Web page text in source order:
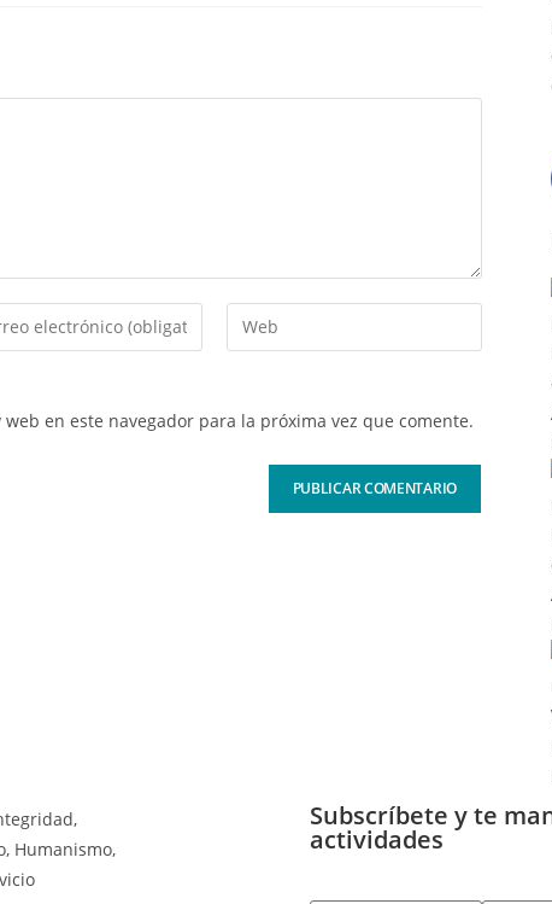
en este navegador para la próxima vez que comente.
Subscríbete y te
actividades